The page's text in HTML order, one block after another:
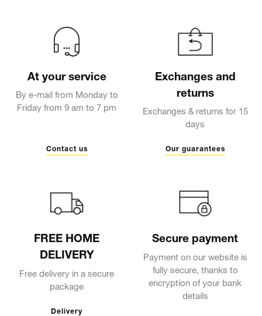
At your service
By e-mail from Monday to
Friday from 9 am to 7 pm
Contact us
Exchanges and
returns
Exchanges & returns for 15
days
Our guarantees
FREE HOME
DELIVERY
Free delivery in a secure
package
Delivery
Secure payment
Payment on our website is
fully secure, thanks to
encryption of your bank
details